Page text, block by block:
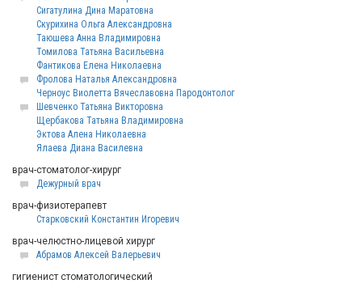
Сигатулина Дина Маратовна
Скурихина Ольга Александровна
Таюшева Анна Владимировна
Томилова Татьяна Васильевна
Фантикова Елена Николаевна
Фролова Наталья Александровна
Черноус Виолетта Вячеславовна Пародонтолог
Шевченко Татьяна Викторовна
Щербакова Татьяна Владимировна
Эктова Алена Николаевна
Ялаева Диана Василевна
врач-стоматолог-хирург
Дежурный врач
врач-физиотерапевт
Старковский Константин Игоревич
врач-челюстно-лицевой хирург
Абрамов Алексей Валерьевич
гигиенист стоматологический